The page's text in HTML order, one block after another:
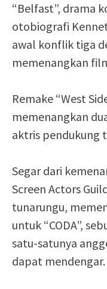
“Belfast”, drama
otobiografi
awal konflik tiga
memenangkan
Remake “West
memenangkan
aktris pendukung
Segar dari
Screen Actors
tunarungu,
untuk “CODA”,
satu-satunya
dapat mendengar.